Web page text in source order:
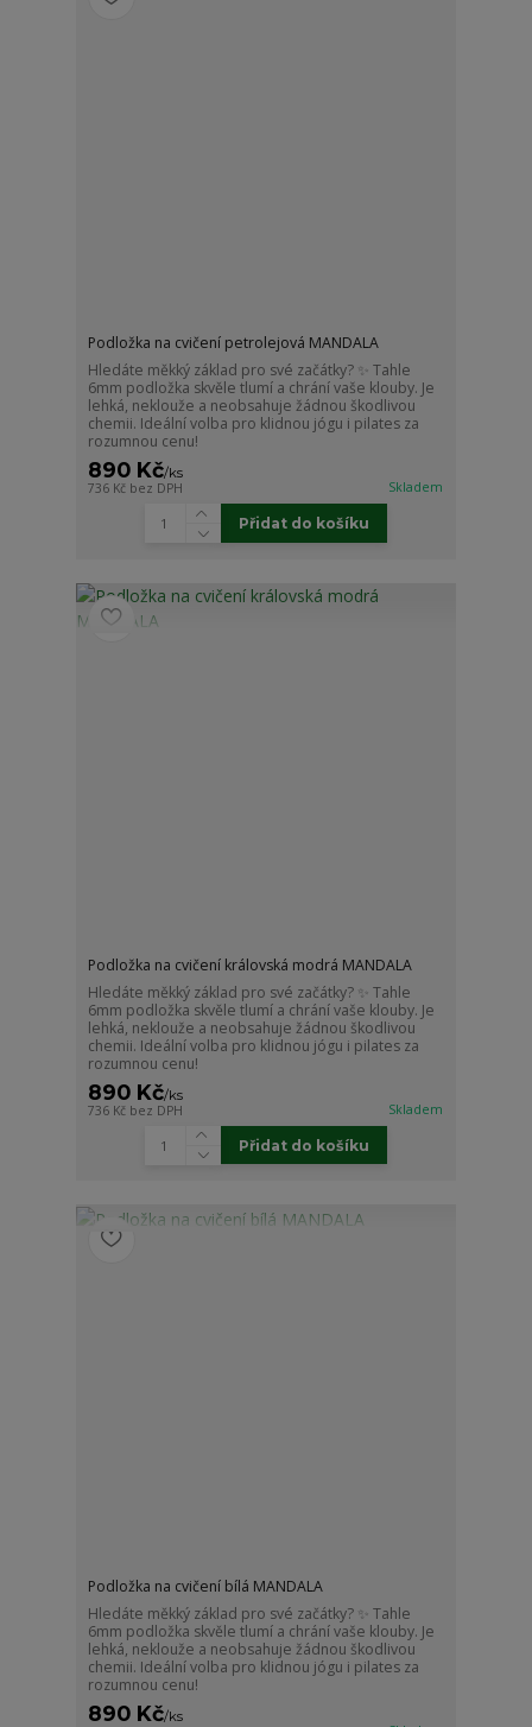
Podložka na cvičení petrolejová MANDALA
Hledáte měkký základ pro své začátky? ✨ Tahle
6mm podložka skvěle tlumí a chrání vaše klouby. Je
lehká, neklouže a neobsahuje žádnou škodlivou
chemii. Ideální volba pro klidnou jógu i pilates za
rozumnou cenu!
890 Kč/ks
736 Kč bez DPH Skladem
Přidat do košíku
Podložka na cvičení královská modrá MANDALA
Hledáte měkký základ pro své začátky? ✨ Tahle
6mm podložka skvěle tlumí a chrání vaše klouby. Je
lehká, neklouže a neobsahuje žádnou škodlivou
chemii. Ideální volba pro klidnou jógu i pilates za
rozumnou cenu!
890 Kč/ks
736 Kč bez DPH Skladem
Přidat do košíku
Podložka na cvičení bílá MANDALA
Hledáte měkký základ pro své začátky? ✨ Tahle
6mm podložka skvěle tlumí a chrání vaše klouby. Je
lehká, neklouže a neobsahuje žádnou škodlivou
chemii. Ideální volba pro klidnou jógu i pilates za
rozumnou cenu!
890 Kč/ks